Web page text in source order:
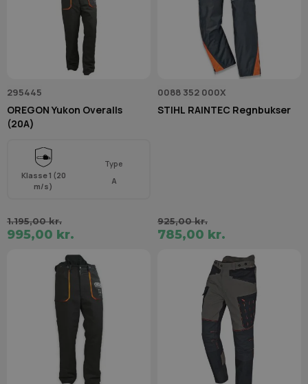
295445
OREGON Yukon Overalls
(20A)
Klasse 1 (20
m/s)
Type
A
1.195,00 kr.
995,00 kr.
0088 352 000X
STIHL RAINTEC Regnbukser
925,00 kr.
785,00 kr.